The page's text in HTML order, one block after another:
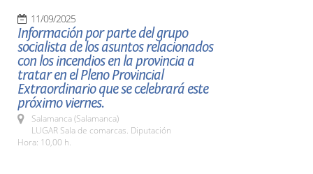
11/09/2025
Información por parte del grupo
socialista de los asuntos relacionados
con los incendios en la provincia a
tratar en el Pleno Provincial
Extraordinario que se celebrará este
próximo viernes.
Salamanca (Salamanca)
LUGAR Sala de comarcas. Diputación
Hora: 10,00 h.